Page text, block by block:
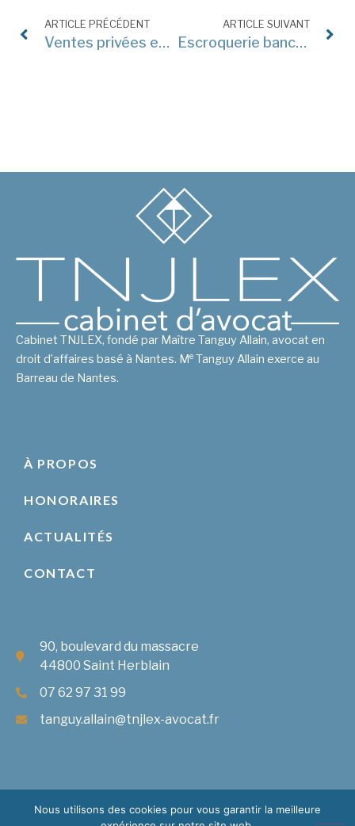
ARTICLE PRÉCÉDENT
Ventes privées en ligne : quels sont vos droits ?
ARTICLE SUIVANT
Escroquerie bancaire : quelles sont vos droits face à votre banque ?
Cabinet TNJLEX, fondé par Maître Tanguy Allain, avocat en
droit d’affaires basé à Nantes. Me Tanguy Allain exerce au
Barreau de Nantes.
À PROPOS
HONORAIRES
ACTUALITÉS
CONTACT
90, boulevard du massacre
44800 Saint Herblain
07 62 97 31 99
tanguy.allain@tnjlex-avocat.fr
Nous utilisons des cookies pour vous garantir la meilleure